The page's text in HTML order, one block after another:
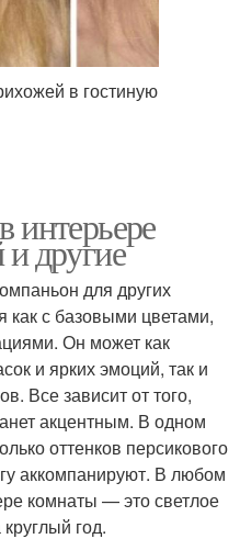
в гостиную
интерьере
другие
для других
как с базовыми цветами,
Он может как
и ярких эмоций, так и
Все зависит от того,
акцентным. В одном
оттенков персикового
аккомпанируют. В любом
комнаты — это светлое
год.